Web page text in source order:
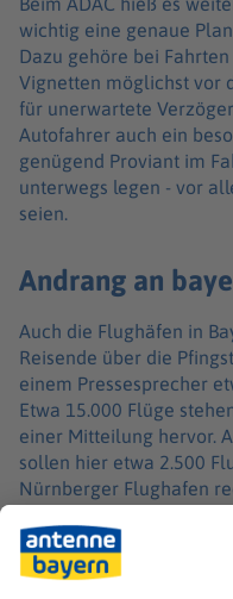
wichtig eine genaue
Dazu gehöre bei
Vignetten möglichst vor
für unerwartete
Autofahrer auch ein
genügend Proviant im
unterwegs legen - vor
seien.
Andrang an
Auch die Flughäfen in
Reisende über die
einem Pressesprecher
Etwa 15.000 Flüge
einer Mitteilung hervor.
sollen hier etwa 2.500
Nürnberger Flughafen
Für die meisten
beliebtesten Reiseziele
mit dem Auto zum